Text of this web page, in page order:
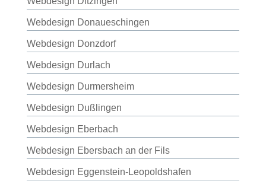
Webdesign Donaueschingen
Webdesign Donzdorf
Webdesign Durlach
Webdesign Durmersheim
Webdesign Dußlingen
Webdesign Eberbach
Webdesign Ebersbach an der Fils
Webdesign Eggenstein-Leopoldshafen